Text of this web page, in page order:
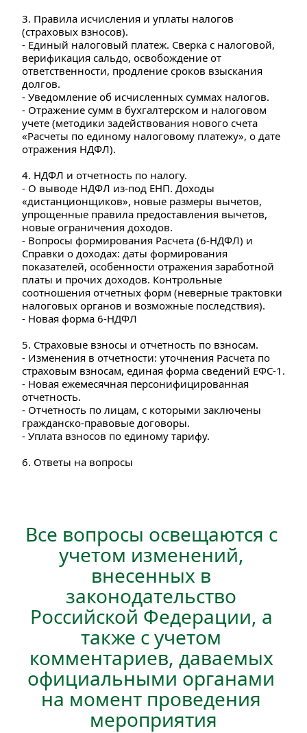
3. Правила исчисления и уплаты налогов
(страховых взносов).
- Единый налоговый платеж. Сверка с налоговой,
верификация сальдо, освобождение от
ответственности, продление сроков взыскания
долгов.
- Уведомление об исчисленных суммах налогов.
- Отражение сумм в бухгалтерском и налоговом
учете (методики задействования нового счета
«Расчеты по единому налоговому платежу», о дате
отражения НДФЛ).
4. НДФЛ и отчетность по налогу.
- О выводе НДФЛ из-под ЕНП. Доходы
«дистанционщиков», новые размеры вычетов,
упрощенные правила предоставления вычетов,
новые ограничения доходов.
- Вопросы формирования Расчета (6-НДФЛ) и
Справки о доходах: даты формирования
показателей, особенности отражения заработной
платы и прочих доходов. Контрольные
соотношения отчетных форм (неверные трактовки
налоговых органов и возможные последствия).
- Новая форма 6-НДФЛ
5. Страховые взносы и отчетность по взносам.
- Изменения в отчетности: уточнения Расчета по
- Новая ежемесячная персонифицированная
отчетность.
- Отчетность по лицам, с которыми заключены
гражданско-правовые договоры.
- Уплата взносов по единому тарифу.
6. Ответы на вопросы
Все вопросы освещаются с
учетом изменений,
внесенных в
законодательство
Российской Федерации, а
также с учетом
комментариев, даваемых
официальными органами
на момент проведения
мероприятия